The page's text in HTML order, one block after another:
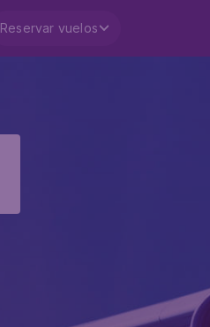
Reservar vuelos